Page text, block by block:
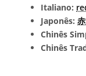
Italiano:
Japonês:
Chinês
Chinês